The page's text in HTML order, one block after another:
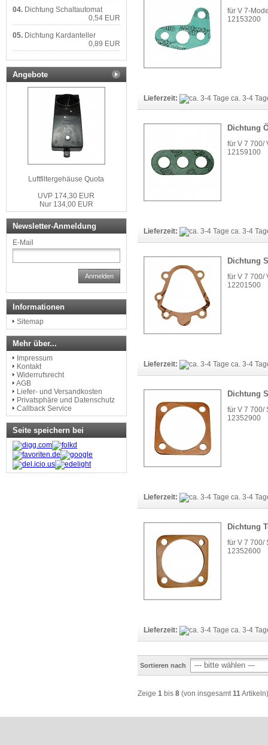
für V 7-
12153200
Lieferzeit: ca. 3-4
Dichtung
für V 7 700/
12159100
Lieferzeit: ca. 3-4
Dichtung
für V 7 700/
12201500
Lieferzeit: ca. 3-4
Dichtung
für V 7 700/
12352900
Lieferzeit: ca. 3-4
Dichtung
für V 7 700/
12352600
Lieferzeit: ca. 3-4
Sortieren nach
Zeige 1 bis 8 (von insgesamt 11 Artikeln)
04. Dichtung Schaltautomat
0,54 EUR
05. Dichtung Kardanteller
0,89 EUR
Angebote
Luftfiltergehäuse Quota
UVP 174,30 EUR
Nur 134,00 EUR
Newsletter-Anmeldung
E-Mail
Anmelden
Informationen
Sitemap
Mehr über...
Impressum
Kontakt
Widerrufsrecht
AGB
Liefer- und Versandkosten
Privatsphäre und Datenschutz
Callback Service
Seite speichern bei